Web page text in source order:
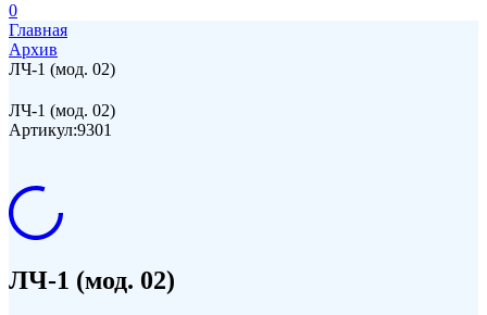
0
Главная
Архив
ЛЧ-1 (мод. 02)
ЛЧ-1 (мод. 02)
Артикул:9301
ЛЧ-1 (мод. 02)